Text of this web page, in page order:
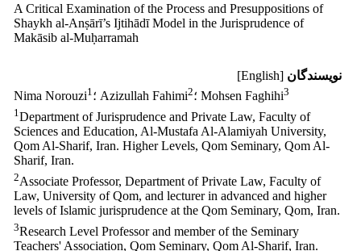
A Critical Examination of the Process and Presuppositions of
Shaykh al-Anṣārī’s Ijtihādī Model in the Jurisprudence of
Makāsib al-Muḥarramah
نویسندگان [English]
Nima Norouzi1 ؛ Azizullah Fahimi2 ؛ Mohsen Faghihi3
1 Department of Jurisprudence and Private Law, Faculty of
Sciences and Education, Al-Mustafa Al-Alamiyah University,
Qom Al-Sharif, Iran. Higher Levels, Qom Seminary, Qom Al-
Sharif, Iran.
2Associate Professor, Department of Private Law, Faculty of
Law, University of Qom, and lecturer in advanced and higher
levels of Islamic jurisprudence at the Qom Seminary, Qom, Iran.
3Research Level Professor and member of the Seminary
Teachers' Association, Qom Seminary, Qom Al-Sharif, Iran.